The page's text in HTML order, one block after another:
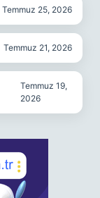
Temmuz 25, 2026
Temmuz 21, 2026
Temmuz 19,
2026